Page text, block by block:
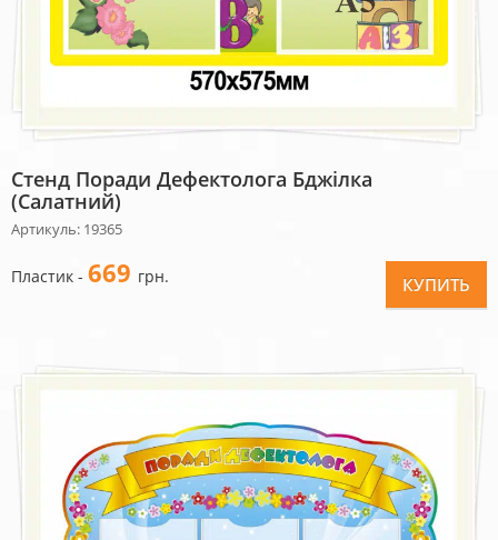
Стенд Поради Дефектолога Бджілка
(салатний)
Артикуль: 19365
Пластик - 669 грн. КУПИТЬ